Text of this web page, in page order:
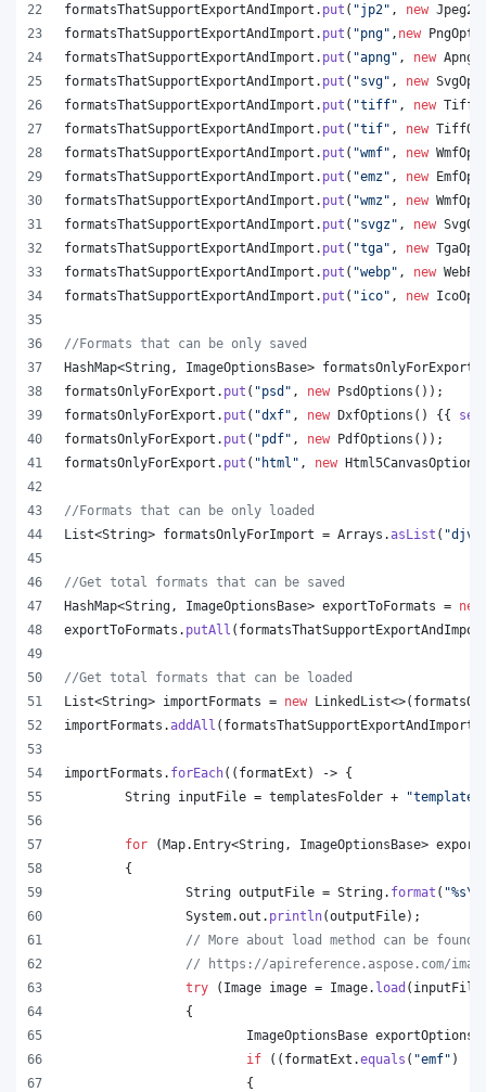
formatsThatSupportExportAndImport . put ( "jp2" , new
formatsThatSupportExportAndImport . put ( "png" , new
formatsThatSupportExportAndImport . put ( "apng" , new
formatsThatSupportExportAndImport . put ( "svg" , new
formatsThatSupportExportAndImport . put ( "tiff" , new
formatsThatSupportExportAndImport . put ( "tif" , new
formatsThatSupportExportAndImport . put ( "wmf" , new
formatsThatSupportExportAndImport . put ( "emz" , new
formatsThatSupportExportAndImport . put ( "wmz" , new
formatsThatSupportExportAndImport . put ( "svgz" , new
formatsThatSupportExportAndImport . put ( "tga" , new
formatsThatSupportExportAndImport . put ( "webp" , new
formatsThatSupportExportAndImport . put ( "ico" , new
//Formats that can be only saved
HashMap<String , ImageOptionsBase> formatsOnlyForExport
formatsOnlyForExport . put ( "psd" , new PsdOptions ());
formatsOnlyForExport . put ( "dxf" , new DxfOptions () {{
formatsOnlyForExport . put ( "pdf" , new PdfOptions ());
formatsOnlyForExport . put ( "html" , new Html5CanvasOptions
//Formats that can be only loaded
List<String> formatsOnlyForImport = Arrays .asList (
//Get total formats that can be saved
HashMap<String , ImageOptionsBase> exportToFormats = new
exportToFormats . putAll (
//Get total formats that can be loaded
List<String> importFormats = new LinkedList<>(
importFormats .addAll ( formatsThatSupportExportAndImport
importFormats . forEach(( formatExt ) -> {
String inputFile = templatesFolder +
for (Map. Entry<String , ImageOptionsBase>
	{
String outputFile = String. format ( "%s\\
System.out . println(outputFile);
// More about load method can be found
// https://apireference.aspose.com/
try ( Image image = Image. load ( inputFile
		{
ImageOptionsBase exportOptions
if (( formatExt .equals ( "emf" )
			{